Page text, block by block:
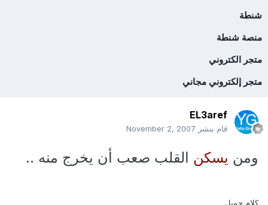
شنطة
منصة شنطة
متجر الكتروني
متجر إلكتروني مجاني
EL3aref
قام بنشر November 2, 2007
ومن يسكنالقلب صعب أن يخرج منه ..
كلام جميل